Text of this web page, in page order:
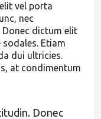
vel porta
nec
Donec dictum elit
Etiam
dui ultricies.
at condimentum
Donec